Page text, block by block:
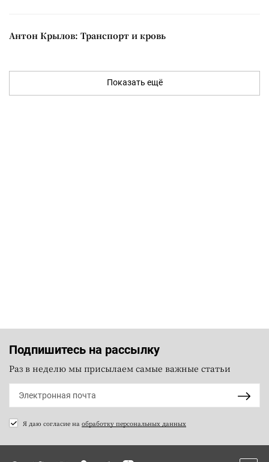
Антон Крылов: Транспорт и кровь
Показать ещё
Подпишитесь на рассылку
Раз в неделю мы присылаем самые важные статьи
Я даю согласие на обработку персональных данных